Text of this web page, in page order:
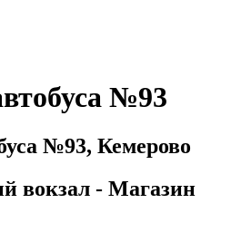
№93
№93, Кемерово
вокзал - Магазин